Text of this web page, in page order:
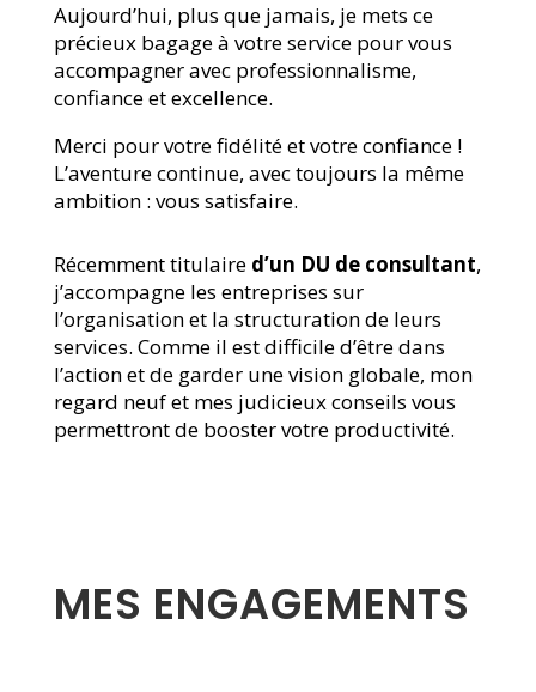
Aujourd’hui, plus que jamais, je mets ce
précieux bagage à votre service pour vous
accompagner avec professionnalisme,
confiance et excellence.
Merci pour votre fidélité et votre confiance !
L’aventure continue, avec toujours la même
ambition : vous satisfaire.
Récemment titulaire d’un DU de consultant,
j’accompagne les entreprises sur
l’organisation et la structuration de leurs
services. Comme il est difficile d’être dans
l’action et de garder une vision globale, mon
regard neuf et mes judicieux conseils vous
permettront de booster votre productivité.
MES ENGAGEMENTS